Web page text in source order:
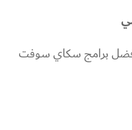
برامج سكاي سوفت